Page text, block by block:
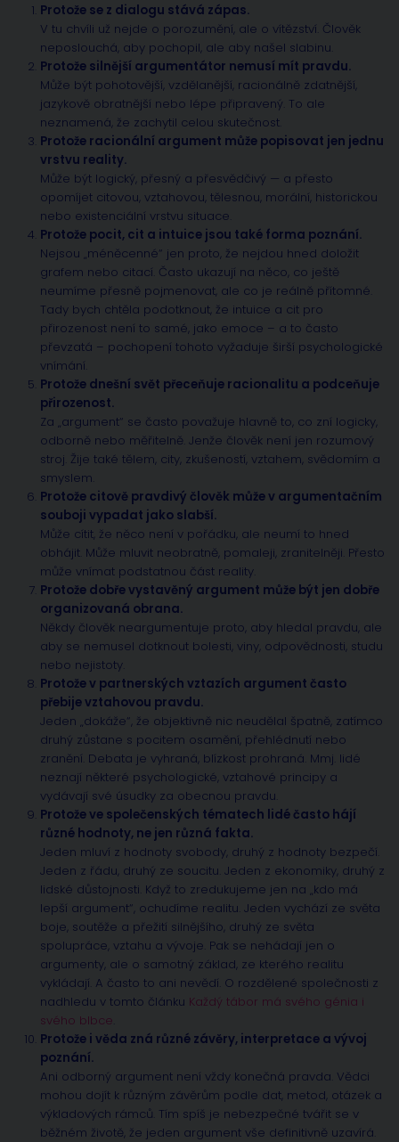
Protože se z dialogu stává zápas.
V tu chvíli už nejde o porozumění, ale o vítězství. Člověk
neposlouchá, aby pochopil, ale aby našel slabinu.
Protože silnější argumentátor nemusí mít pravdu.
Může být pohotovější, vzdělanější, racionálně zdatnější,
jazykově obratnější nebo lépe připravený. To ale
neznamená, že zachytil celou skutečnost.
Protože racionální argument může popisovat jen jednu
vrstvu reality.
Může být logický, přesný a přesvědčivý — a přesto
opomíjet citovou, vztahovou, tělesnou, morální, historickou
nebo existenciální vrstvu situace.
Protože pocit, cit a intuice jsou také forma poznání.
Nejsou „méněcenné“ jen proto, že nejdou hned doložit
grafem nebo citací. Často ukazují na něco, co ještě
neumíme přesně pojmenovat, ale co je reálně přítomné.
Tady bych chtěla podotknout, že intuice a cit pro
přirozenost není to samé, jako emoce – a to často
převzatá – pochopení tohoto vyžaduje širší psychologické
vnímání.
Protože dnešní svět přeceňuje racionalitu a podceňuje
přirozenost.
Za „argument“ se často považuje hlavně to, co zní logicky,
odborně nebo měřitelně. Jenže člověk není jen rozumový
stroj. Žije také tělem, city, zkušeností, vztahem, svědomím a
smyslem.
Protože citově pravdivý člověk může v argumentačním
souboji vypadat jako slabší.
Může cítit, že něco není v pořádku, ale neumí to hned
obhájit. Může mluvit neobratně, pomaleji, zranitelněji. Přesto
může vnímat podstatnou část reality.
Protože dobře vystavěný argument může být jen dobře
organizovaná obrana.
Někdy člověk neargumentuje proto, aby hledal pravdu, ale
aby se nemusel dotknout bolesti, viny, odpovědnosti, studu
nebo nejistoty.
Protože v partnerských vztazích argument často
přebije vztahovou pravdu.
Jeden „dokáže“, že objektivně nic neudělal špatně, zatímco
druhý zůstane s pocitem osamění, přehlédnutí nebo
zranění. Debata je vyhraná, blízkost prohraná. Mmj. lidé
neznají některé psychologické, vztahové principy a
vydávají své úsudky za obecnou pravdu.
Protože ve společenských tématech lidé často hájí
různé hodnoty, ne jen různá fakta.
Jeden mluví z hodnoty svobody, druhý z hodnoty bezpečí.
Jeden z řádu, druhý ze soucitu. Jeden z ekonomiky, druhý z
lidské důstojnosti. Když to zredukujeme jen na „kdo má
lepší argument“, ochudíme realitu. Jeden vychází ze světa
boje, soutěže a přežití silnějšího, druhý ze světa
spolupráce, vztahu a vývoje. Pak se nehádají jen o
argumenty, ale o samotný základ, ze kterého realitu
vykládají. A často to ani nevědí. O rozdělené společnosti z
nadhledu v tomto článku Každý tábor má svého génia i
svého blbce
Protože i věda zná různé závěry, interpretace a vývoj
poznání.
Ani odborný argument není vždy konečná pravda. Vědci
mohou dojít k různým závěrům podle dat, metod, otázek a
výkladových rámců. Tím spíš je nebezpečné tvářit se v
běžném životě, že jeden argument vše definitivně uzavírá.